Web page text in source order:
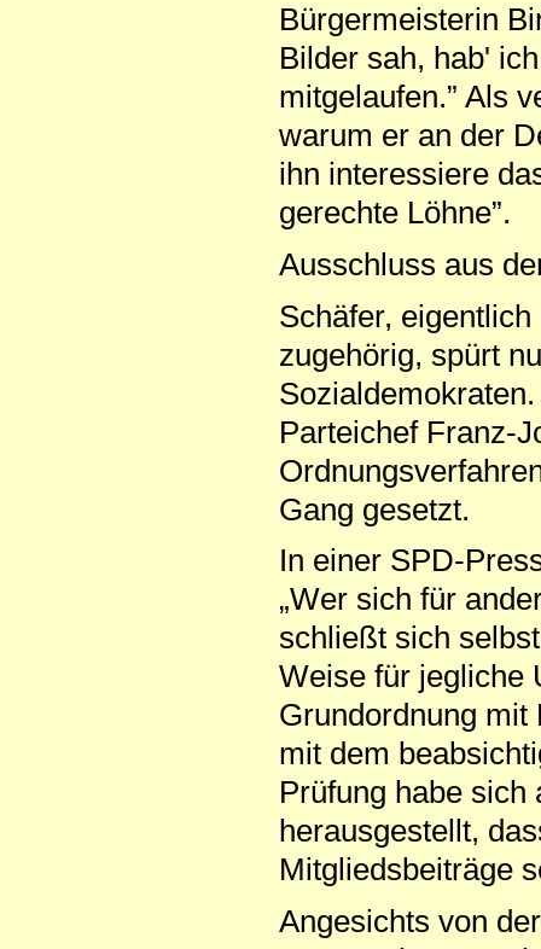
Bürgermeisterin
Bilder sah, hab'
mitgelaufen.” Als
warum er an der
ihn interessiere
gerechte Löhne”.
Ausschluss aus
Schäfer,
zugehörig, spürt
Parteichef Franz-
Gang gesetzt.
In einer SPD-
„Wer sich für
schließt sich
Weise für jegliche
Grundordnung mit
mit dem
Prüfung habe
herausgestellt,
Mitgliedsbeiträge
Angesichts von